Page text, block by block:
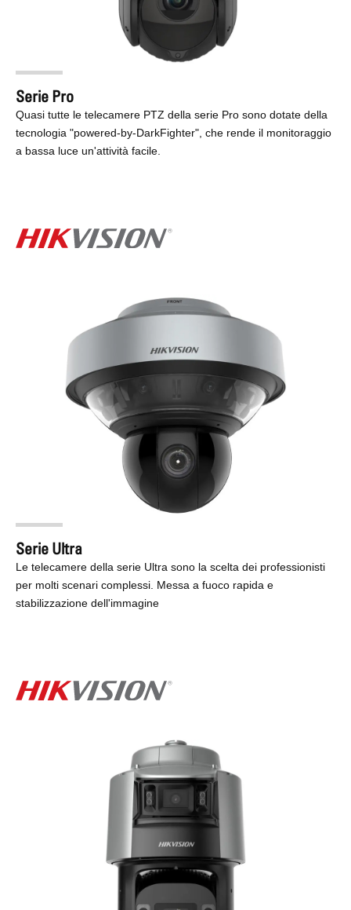
Serie Pro
Quasi tutte le telecamere PTZ della serie Pro sono dotate della
tecnologia "powered-by-DarkFighter", che rende il monitoraggio
a bassa luce un'attività facile.
Serie Ultra
Le telecamere della serie Ultra sono la scelta dei professionisti
per molti scenari complessi. Messa a fuoco rapida e
stabilizzazione dell'immagine